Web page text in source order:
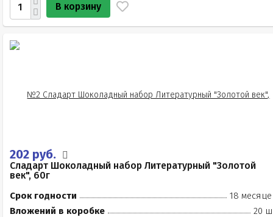
В корзину
202 руб.
Сладарт Шоколадный набор Литературный "Золотой
век", 60г
Срок годности
18
Вложений в коробке
20